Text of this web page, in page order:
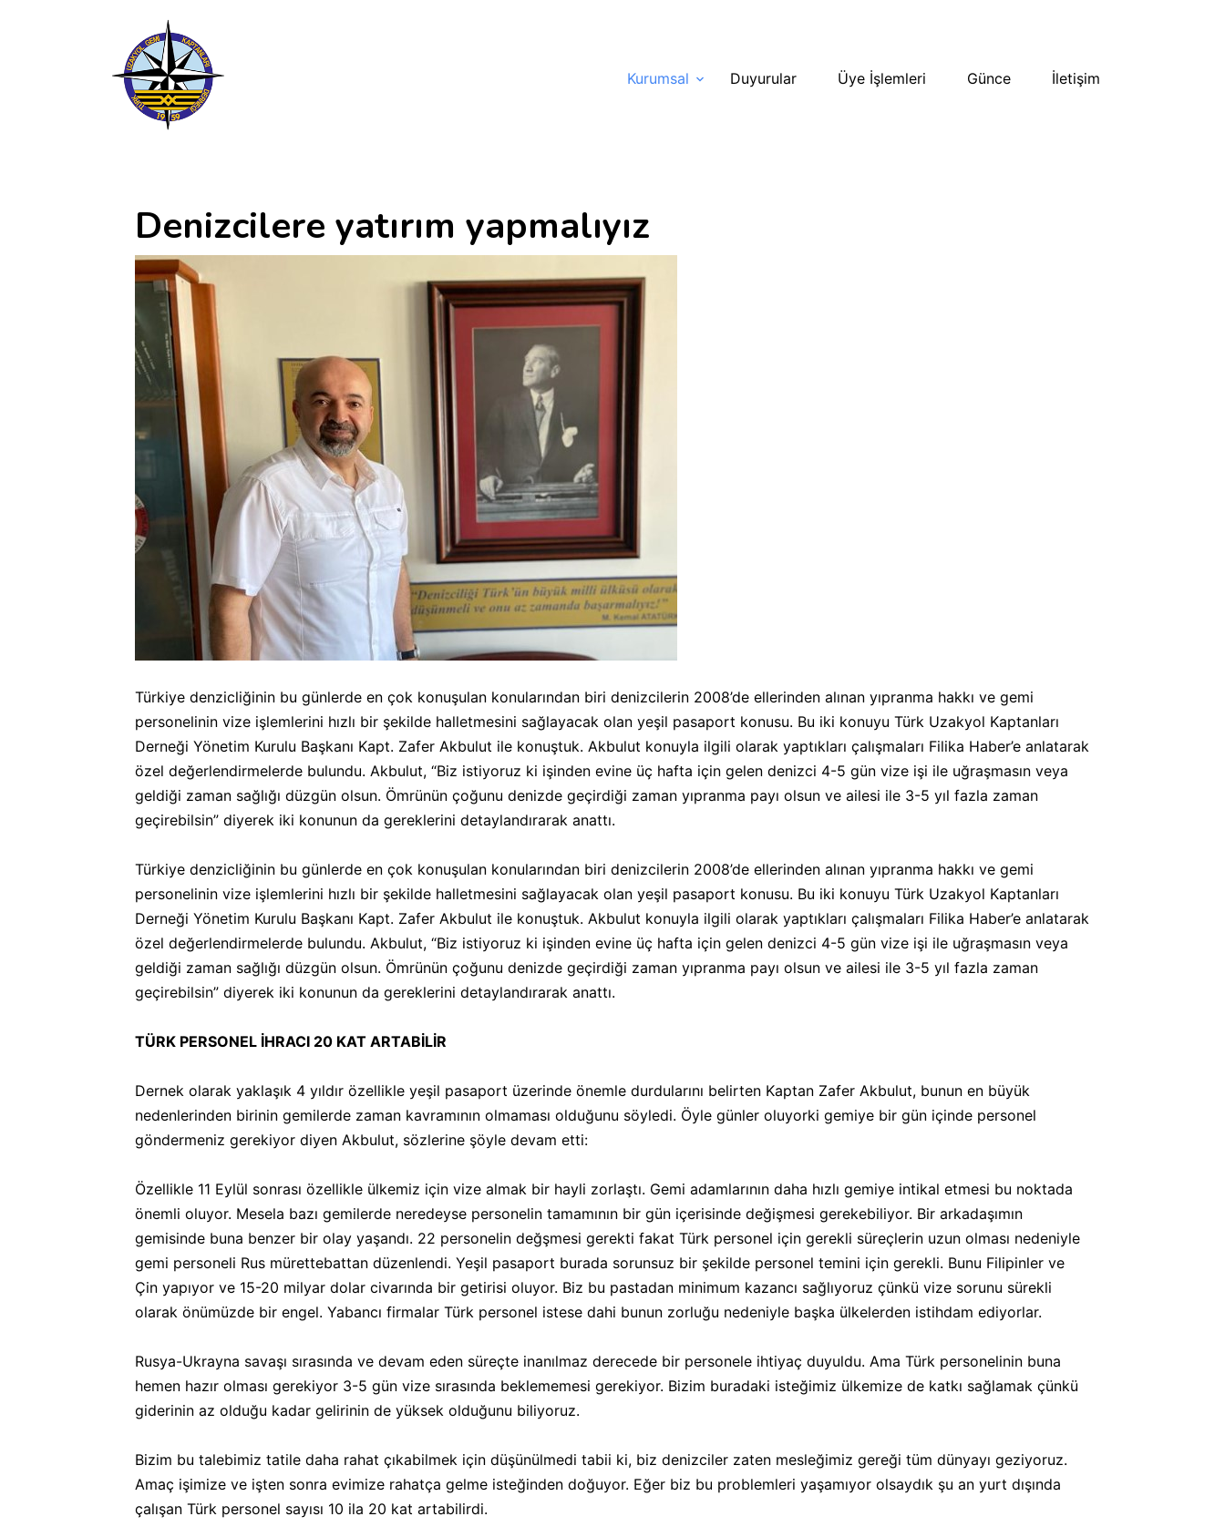
Kurumsal Duyurular Üye İşlemleri Günce İletişim
Denizcilere yatırım yapmalıyız
Türkiye denzicliğinin bu günlerde en çok konuşulan konularından biri denizcilerin 2008’de ellerinden alınan yıpranma hakkı ve gemi
personelinin vize işlemlerini hızlı bir şekilde halletmesini sağlayacak olan yeşil pasaport konusu. Bu iki konuyu Türk Uzakyol Kaptanları
Derneği Yönetim Kurulu Başkanı Kapt. Zafer Akbulut ile konuştuk. Akbulut konuyla ilgili olarak yaptıkları çalışmaları Filika Haber’e anlatarak
özel değerlendirmelerde bulundu. Akbulut, “Biz istiyoruz ki işinden evine üç hafta için gelen denizci 4-5 gün vize işi ile uğraşmasın veya
geldiği zaman sağlığı düzgün olsun. Ömrünün çoğunu denizde geçirdiği zaman yıpranma payı olsun ve ailesi ile 3-5 yıl fazla zaman
geçirebilsin” diyerek iki konunun da gereklerini detaylandırarak anattı.
Türkiye denzicliğinin bu günlerde en çok konuşulan konularından biri denizcilerin 2008’de ellerinden alınan yıpranma hakkı ve gemi
personelinin vize işlemlerini hızlı bir şekilde halletmesini sağlayacak olan yeşil pasaport konusu. Bu iki konuyu Türk Uzakyol Kaptanları
Derneği Yönetim Kurulu Başkanı Kapt. Zafer Akbulut ile konuştuk. Akbulut konuyla ilgili olarak yaptıkları çalışmaları Filika Haber’e anlatarak
özel değerlendirmelerde bulundu. Akbulut, “Biz istiyoruz ki işinden evine üç hafta için gelen denizci 4-5 gün vize işi ile uğraşmasın veya
geldiği zaman sağlığı düzgün olsun. Ömrünün çoğunu denizde geçirdiği zaman yıpranma payı olsun ve ailesi ile 3-5 yıl fazla zaman
geçirebilsin” diyerek iki konunun da gereklerini detaylandırarak anattı.
TÜRK PERSONEL İHRACI 20 KAT ARTABİLİR
Dernek olarak yaklaşık 4 yıldır özellikle yeşil pasaport üzerinde önemle durdularını belirten Kaptan Zafer Akbulut, bunun en büyük
nedenlerinden birinin gemilerde zaman kavramının olmaması olduğunu söyledi. Öyle günler oluyorki gemiye bir gün içinde personel
göndermeniz gerekiyor diyen Akbulut, sözlerine şöyle devam etti:
Özellikle 11 Eylül sonrası özellikle ülkemiz için vize almak bir hayli zorlaştı. Gemi adamlarının daha hızlı gemiye intikal etmesi bu noktada
önemli oluyor. Mesela bazı gemilerde neredeyse personelin tamamının bir gün içerisinde değişmesi gerekebiliyor. Bir arkadaşımın
gemisinde buna benzer bir olay yaşandı. 22 personelin değşmesi gerekti fakat Türk personel için gerekli süreçlerin uzun olması nedeniyle
gemi personeli Rus mürettebattan düzenlendi. Yeşil pasaport burada sorunsuz bir şekilde personel temini için gerekli. Bunu Filipinler ve
Çin yapıyor ve 15-20 milyar dolar civarında bir getirisi oluyor. Biz bu pastadan minimum kazancı sağlıyoruz çünkü vize sorunu sürekli
olarak önümüzde bir engel. Yabancı firmalar Türk personel istese dahi bunun zorluğu nedeniyle başka ülkelerden istihdam ediyorlar.
Rusya-Ukrayna savaşı sırasında ve devam eden süreçte inanılmaz derecede bir personele ihtiyaç duyuldu. Ama Türk personelinin buna
hemen hazır olması gerekiyor 3-5 gün vize sırasında beklememesi gerekiyor. Bizim buradaki isteğimiz ülkemize de katkı sağlamak çünkü
giderinin az olduğu kadar gelirinin de yüksek olduğunu biliyoruz.
Bizim bu talebimiz tatile daha rahat çıkabilmek için düşünülmedi tabii ki, biz denizciler zaten mesleğimiz gereği tüm dünyayı geziyoruz.
Amaç işimize ve işten sonra evimize rahatça gelme isteğinden doğuyor. Eğer biz bu problemleri yaşamıyor olsaydık şu an yurt dışında
çalışan Türk personel sayısı 10 ila 20 kat artabilirdi.